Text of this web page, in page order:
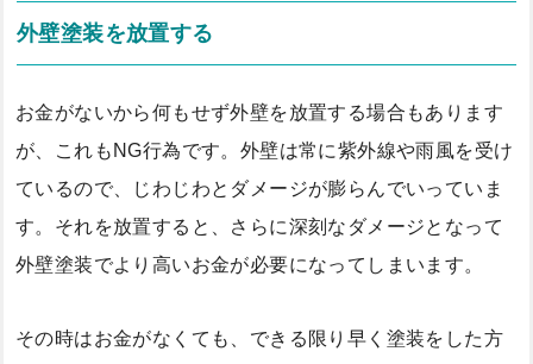
外壁塗装を放置する
お金がないから何もせず外壁を放置する場合もあります
が、これもNG行為です。外壁は常に紫外線や雨風を受け
ているので、じわじわとダメージが膨らんでいっていま
す。それを放置すると、さらに深刻なダメージとなって
外壁塗装でより高いお金が必要になってしまいます。
その時はお金がなくても、できる限り早く塗装をした方